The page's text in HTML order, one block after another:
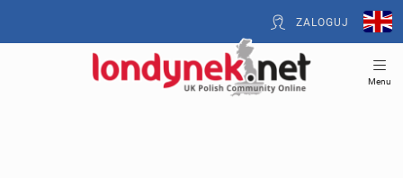
ZALOGUJ
Menu